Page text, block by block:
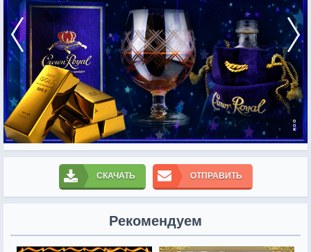
СКАЧАТЬ ОТПРАВИТЬ
Рекомендуем